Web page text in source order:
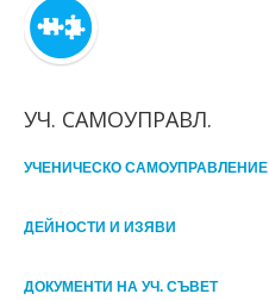
УЧ. САМОУПРАВЛ.
УЧЕНИЧЕСКО САМОУПРАВЛЕНИЕ
ДЕЙНОСТИ И ИЗЯВИ
ДОКУМЕНТИ НА УЧ. СЪВЕТ